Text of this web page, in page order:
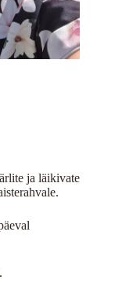
ja läikivate